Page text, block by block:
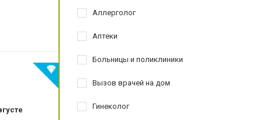
Аллерголог
Аптеки
Больницы и поликлиники
Вызов врачей на дом
Гинеколог